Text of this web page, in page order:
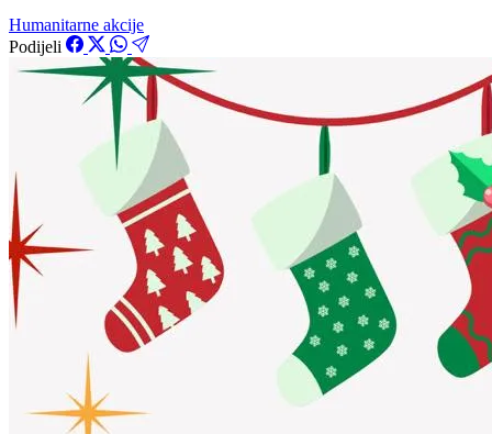
Humanitarne akcije
Podijeli